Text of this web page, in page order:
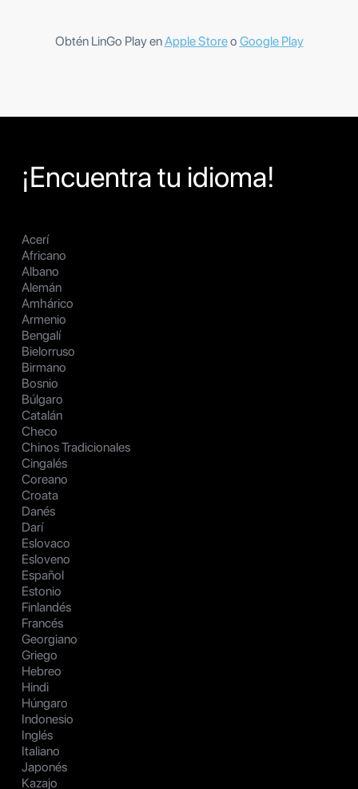
Obtén LinGo Play enApple Storeo Google Play
¡Encuentra tu idioma!
Acerí
Africano
Albano
Alemán
Amhárico
Armenio
Bengalí
Bielorruso
Birmano
Bosnio
Búlgaro
Catalán
Checo
Chinos Tradicionales
Cingalés
Coreano
Croata
Danés
Darí
Eslovaco
Esloveno
Español
Estonio
Finlandés
Francés
Georgiano
Griego
Hebreo
Hindi
Húngaro
Indonesio
Inglés
Italiano
Japonés
Kazajo